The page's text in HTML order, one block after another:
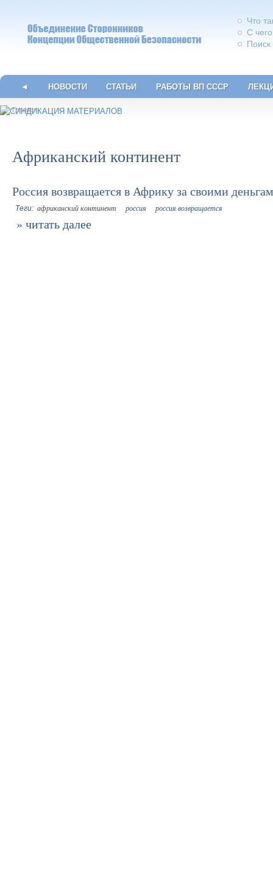
Что
С
◄ НОВОСТИ СТАТЬИ РАБОТЫ ВП СССР
Главная
Африканский континент
Россия возвращается в Африку за своими
африканский континент россия россия возвращается
читать далее